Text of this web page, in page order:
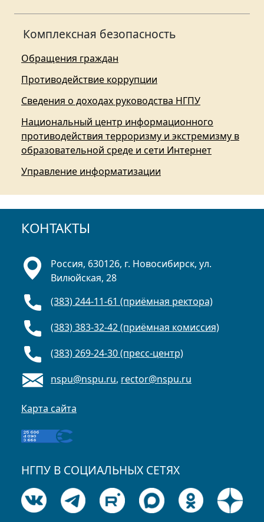
Комплексная безопасность
Обращения граждан
Противодействие коррупции
Сведения о доходах руководства НГПУ
Национальный центр информационного
противодействия терроризму и экстремизму в
образовательной среде и сети Интернет
Управление информатизации
КОНТАКТЫ
Россия, 630126, г. Новосибирск, ул.
Вилюйская, 28
(383) 244-11-61 (приёмная ректора)
(383) 383-32-42 (приёмная комиссия)
(383) 269-24-30 (пресс-центр)
nspu@nspu.ru, rector@nspu.ru
Карта сайта
НГПУ В СОЦИАЛЬНЫХ СЕТЯХ